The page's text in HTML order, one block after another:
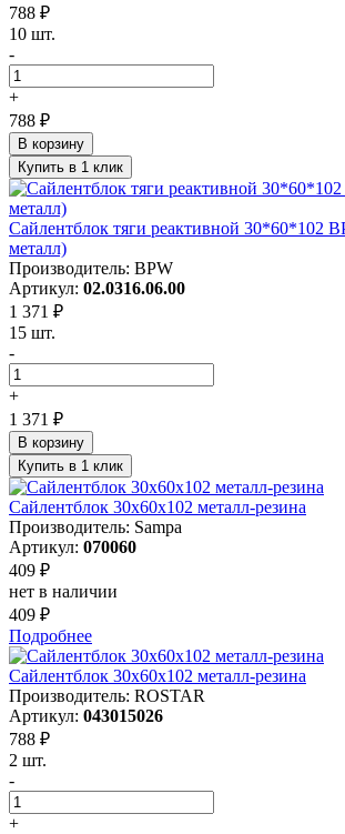
788 ₽
10 шт.
-
+
788 ₽
В корзину
Купить в 1 клик
Сайлентблок тяги реактивной 30*60*102
металл)
Производитель: BPW
Артикул: 02.0316.06.00
1 371 ₽
15 шт.
-
+
1 371 ₽
В корзину
Купить в 1 клик
Сайлентблок 30х60х102 металл-резина
Производитель: Sampa
Артикул: 070060
409 ₽
нет в наличии
409 ₽
Подробнее
Сайлентблок 30х60х102 металл-резина
Производитель: ROSTAR
Артикул: 043015026
788 ₽
2 шт.
-
+